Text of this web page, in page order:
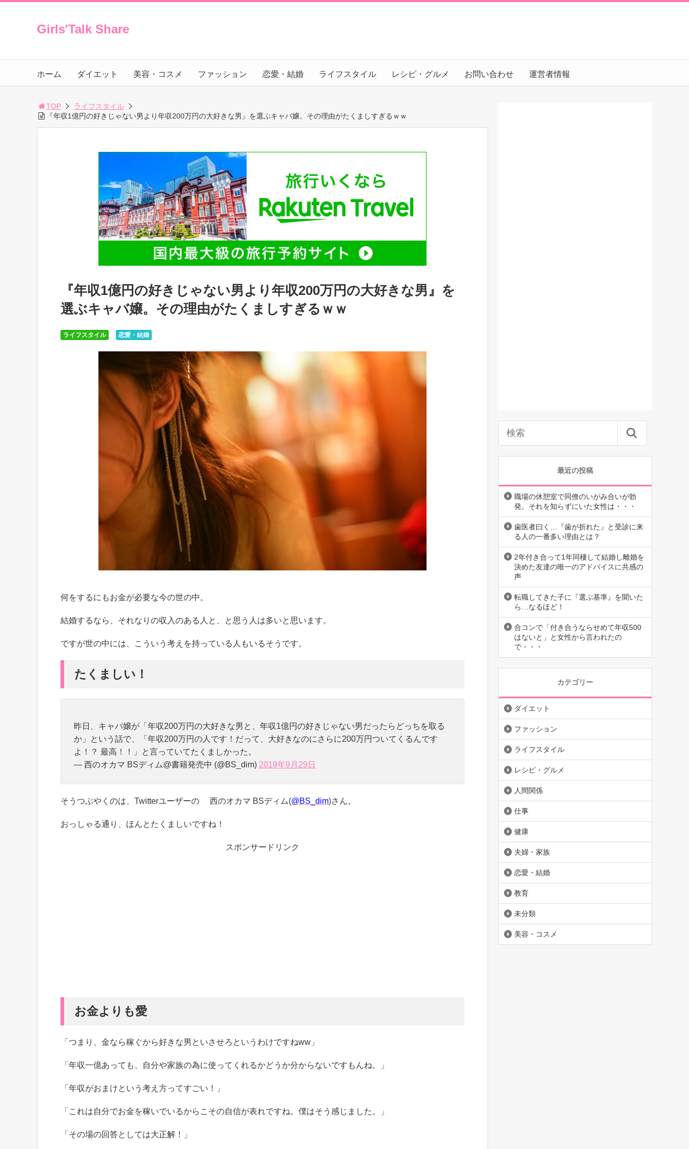
Girls'Talk Share
ホーム ダイエット 美容・コスメ ファッション 恋愛・結婚 ライフスタイル レシピ・グルメ お問い合わせ 運営者情報
TOP
ライフスタイル
『年収1億円の好きじゃない男より年収200万円の大好きな男』を選ぶキャバ嬢。その理由がたくましすぎるｗｗ
『年収1億円の好きじゃない男より年収200万円の大好きな男』を
選ぶキャバ嬢。その理由がたくましすぎるｗｗ
ライフスタイル 恋愛・結婚
何をするにもお金が必要な今の世の中。
結婚するなら、それなりの収入のある人と、と思う人は多いと思います。
ですが世の中には、こういう考えを持っている人もいるそうです。
たくましい！
昨日、キャバ嬢が「年収200万円の大好きな男と、年収1億円の好きじゃない男だったらどっちを取る
か」という話で、「年収200万円の人です！だって、大好きなのにさらに200万円ついてくるんです
よ！？ 最高！！」と言っていてたくましかった。
— 西のオカマ BSディム@書籍発売中 (@BS_dim) 2019年9月29日
そうつぶやくのは、Twitterユーザーの 西のオカマ BSディム(@BS_dim)さん。
おっしゃる通り、ほんとたくましいですね！
スポンサードリンク
お金よりも愛
「つまり、金なら稼ぐから好きな男といさせろというわけですねww」
「年収一億あっても、自分や家族の為に使ってくれるかどうか分からないですもんね。」
「年収がおまけという考え方ってすごい！」
「これは自分でお金を稼いでいるからこその自信が表れですね。僕はそう感じました。」
「その場の回答としては大正解！」
最近の投稿
職場の休憩室で同僚のいがみ合いが勃
発。それを知らずにいた女性は・・・
歯医者曰く…『歯が折れた』と受診に来
る人の一番多い理由とは？
2年付き合って1年同棲して結婚し離婚を
決めた友達の唯一のアドバイスに共感の
声
転職してきた子に『選ぶ基準』を聞いた
ら…なるほど！
合コンで「付き合うならせめて年収500
はないと」と女性から言われたの
で・・・
カテゴリー
ダイエット
ファッション
ライフスタイル
レシピ・グルメ
人間関係
仕事
健康
夫婦・家族
恋愛・結婚
教育
未分類
美容・コスメ